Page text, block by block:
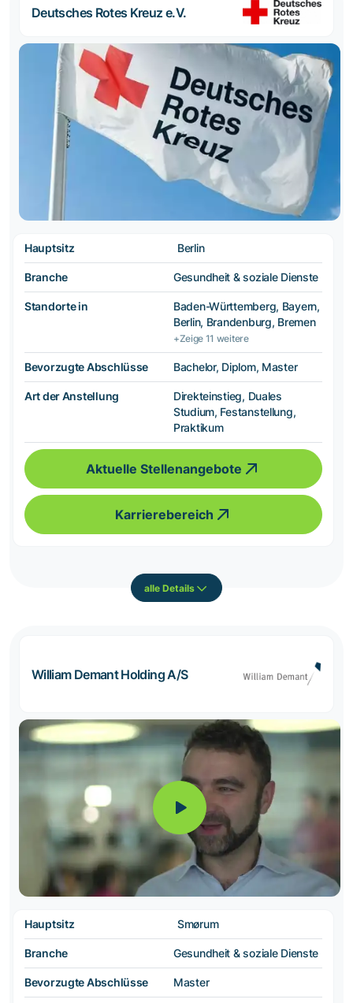
Deutsches Rotes Kreuz e.V.
Hauptsitz Berlin
Branche Gesundheit & soziale Dienste
Standorte in
Baden-Württemberg, Bayern,
Berlin, Brandenburg, Bremen
+Zeige 11 weitere
Bevorzugte Abschlüsse Bachelor, Diplom, Master
Art der Anstellung
Direkteinstieg, Duales
Studium, Festanstellung,
Praktikum
Aktuelle Stellenangebote
Karrierebereich
alle Details
William Demant Holding A/S
Hauptsitz Smørum
Branche Gesundheit & soziale Dienste
Bevorzugte Abschlüsse Master